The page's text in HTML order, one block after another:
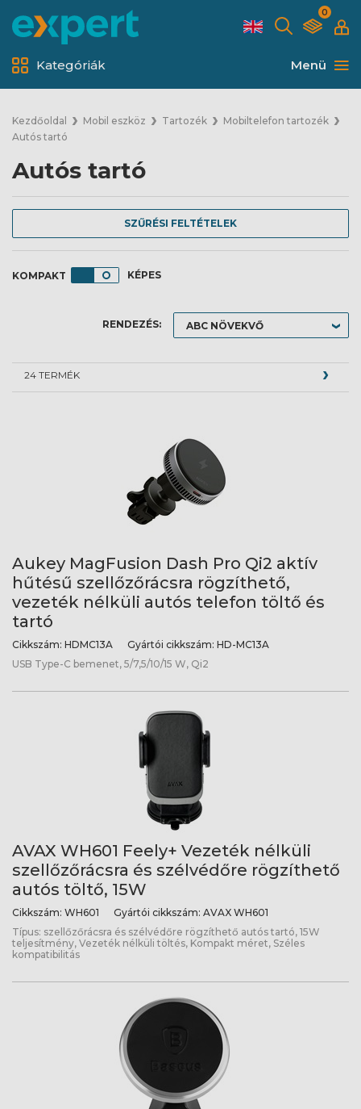
0
Menü
Kategóriák
Kezdőoldal Mobil eszköz Tartozék
Mobiltelefon tartozék
Autós tartó
Autós tartó
SZŰRÉSI FELTÉTELEK
KÉPES
RENDEZÉS:
24 TERMÉK
Aukey MagFusion Dash Pro Qi2 aktív
hűtésű szellőzőrácsra rögzíthető,
vezeték nélküli autós telefon töltő és
tartó
Cikkszám: HDMC13A Gyártói cikkszám: HD-MC13A
USB Type-C bemenet, 5/7,5/10/15 W, Qi2
AVAX WH601 Feely+ Vezeték nélküli
szellőzőrácsra és szélvédőre rögzíthető
autós töltő, 15W
Cikkszám: WH601 Gyártói cikkszám: AVAX WH601
Típus: szellőzőrácsra és szélvédőre rögzíthető autós tartó, 15W
teljesítmény, Vezeték nélküli töltés, Kompakt méret, Széles
kompatibilitás